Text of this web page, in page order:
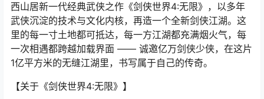
西山居新一代经典武侠之作《剑侠世界4:无限》，以多年
武侠沉淀的技术与文化内核，再造一个全新剑侠江湖。这
里的每一寸土地都可抵达，每一方江湖都充满烟火气，每
一次相遇都跨越加载界面 —— 诚邀亿万剑侠少侠，在这片
1亿平方米的无缝江湖里，书写属于自己的传奇。
【关于《剑侠世界4:无限》】